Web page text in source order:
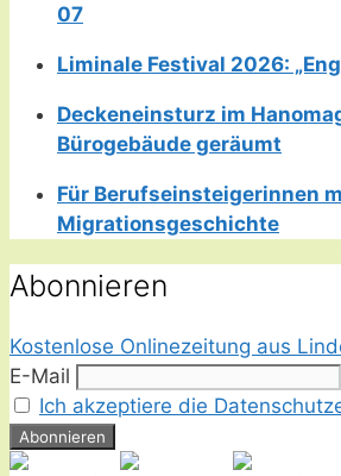
07
Liminale Festival 2026:
Deckeneinsturz im
Bürogebäude geräumt
Für Berufseinsteigerinnen
Migrationsgeschichte
Abonnieren
Kostenlose Onlinezeitung aus
E-Mail
Ich akzeptiere die